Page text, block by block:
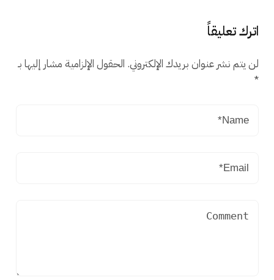
اترك تعليقاً
لن يتم نشر عنوان بريدك الإلكتروني. الحقول الإلزامية مشار إليها بـ
*